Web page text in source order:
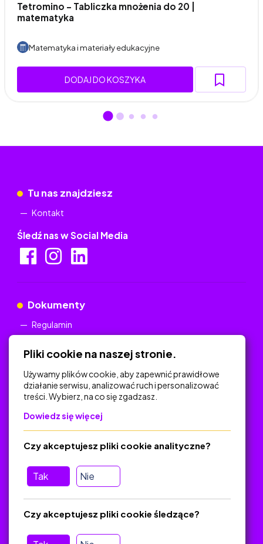
Tetromino - Tabliczka mnożenia do 20 |
matematyka
Matematyka i materiały edukacyjne
DODAJ DO KOSZYKA
Tu nas znajdziesz
Kontakt
Śledź nas w Social Media
Dokumenty
Regulamin
Na skróty
Polityka Prywatności
O platformie
Baza materiałów dydaktycznych
Jak zostać autorem
Pliki cookie na naszej stronie.
Używamy plików cookie, aby zapewnić prawidłowe
działanie serwisu, analizować ruch i personalizować
treści. Wybierz, na co się zgadzasz.
Dowiedz się więcej
Tak Nie
Czy akceptujesz pliki cookie analityczne?
Czy akceptujesz pliki cookie śledzące?